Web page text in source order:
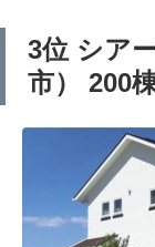
3位 シア
市） 200